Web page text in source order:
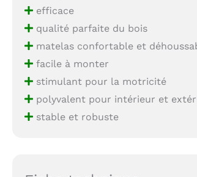
efficace
qualité parfaite du bois
matelas confortable et
facile à monter
stimulant pour la motricité
polyvalent pour intérieur et
stable et robuste